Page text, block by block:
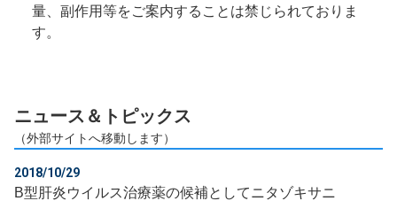
量、副作用等をご案内することは禁じられておりま
す。
ニュース＆トピックス
（外部サイトへ移動します）
2018/10/29
B型肝炎ウイルス治療薬の候補としてニタゾキサニ